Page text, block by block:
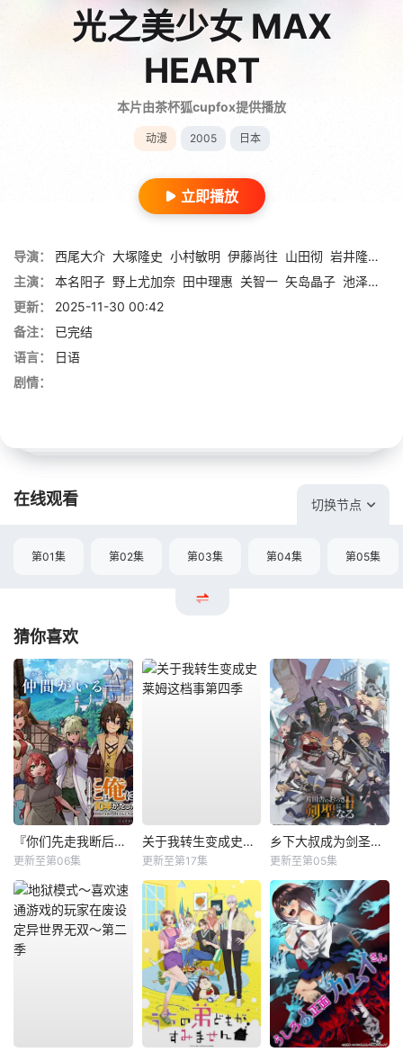
光之美少女 MAX
HEART
本片由茶杯狐cupfox提供播放
动漫 2005 日本
立即播放
导演： 西尾大介 大塚隆史 小村敏明 伊藤尚往 山田彻 岩井隆央
主演：
本名阳子 野上尤加奈 田中理惠 关智一 矢岛晶子 池泽春菜
更新：
2025-11-30 00:42
备注：
已完结
语言：
日语
剧情：
在线观看 切换节点
第01集 第02集 第03集 第04集 第05集
猜你喜欢
『你们先走我断后』，于是10年后我成为了传说
更新至第06集
关于我转生变成史莱姆这档事第四季
更新至第17集
乡下大叔成为剑圣第二季
更新至第05集